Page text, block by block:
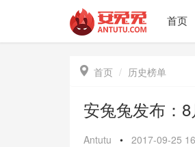
首页
 首页 历史榜单
安兔兔发布：
Antutu • 2017-09-25